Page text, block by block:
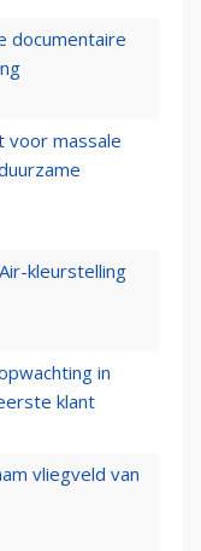
documentaire
voor massale
kleurstelling
in
klant
vliegveld van